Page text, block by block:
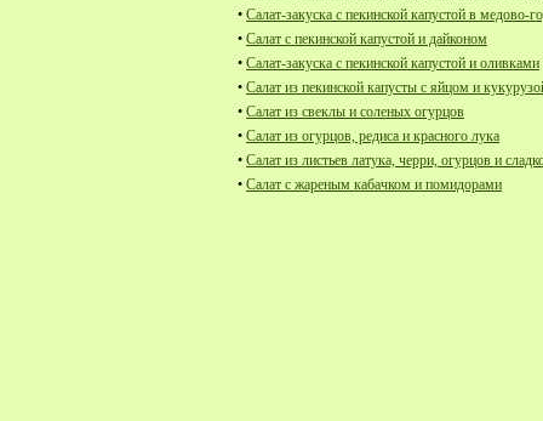
• Салат-закуска с пекинской капустой в медово-
• Салат с пекинской капустой и дайконом
• Салат-закуска с пекинской капустой и оливками
• Салат из пекинской капусты с яйцом и
• Салат из свеклы и соленых огурцов
• Салат из огурцов, редиса и красного лука
• Салат из листьев латука, черри, огурцов и
• Салат с жареным кабачком и помидорами